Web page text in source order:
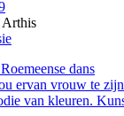
Arthis
dans
ervan vrouw te zijn
van kleuren.